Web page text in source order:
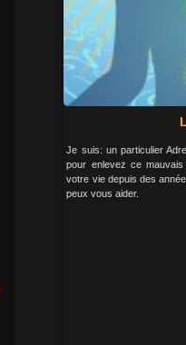
Je suis: un particulier
pour enlevez ce
votre vie depuis des
peux vous aider.